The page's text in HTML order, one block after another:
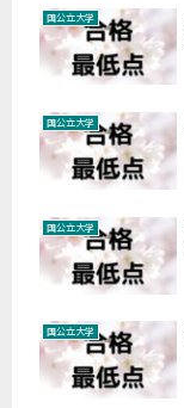
国公立大学
国公立大学
国公立大学
国公立大学